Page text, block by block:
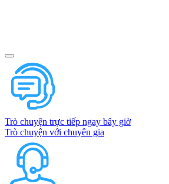
Trò chuyện trực tiếp ngay bây giờ
Trò chuyện với chuyên gia